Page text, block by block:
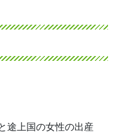
途上国の女性の出産